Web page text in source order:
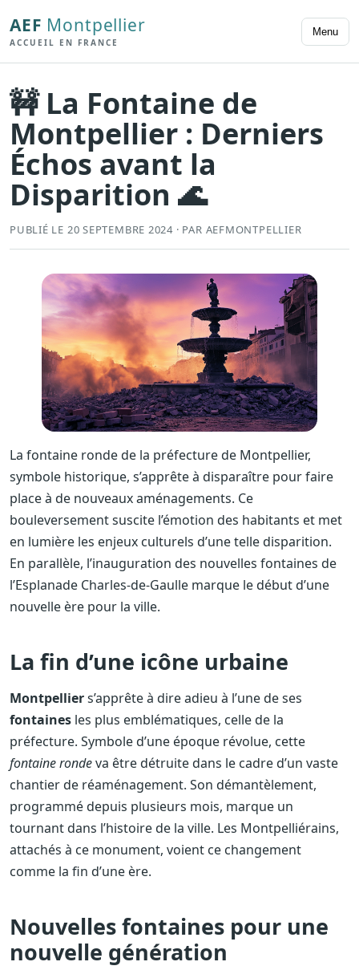
AEF Montpellier
ACCUEIL EN FRANCE
Menu
🚧 La Fontaine de
Montpellier : Derniers
Échos avant la
Disparition 🌊
PUBLIÉ LE 20 SEPTEMBRE 2024 · PAR AEFMONTPELLIER
La fontaine ronde de la préfecture de Montpellier,
symbole historique, s’apprête à disparaître pour faire
place à de nouveaux aménagements. Ce
bouleversement suscite l’émotion des habitants et met
en lumière les enjeux culturels d’une telle disparition.
En parallèle, l’inauguration des nouvelles fontaines de
l’Esplanade Charles-de-Gaulle marque le début d’une
nouvelle ère pour la ville.
La fin d’une icône urbaine
Montpelliers’apprête à dire adieu à l’une de ses
fontaines les plus emblématiques, celle de la
préfecture. Symbole d’une époque révolue, cette
fontaine rondeva être détruite dans le cadre d’un vaste
chantier de réaménagement. Son démantèlement,
programmé depuis plusieurs mois, marque un
tournant dans l’histoire de la ville. Les Montpelliérains,
attachés à ce monument, voient ce changement
comme la fin d’une ère.
Nouvelles fontaines pour une
nouvelle génération